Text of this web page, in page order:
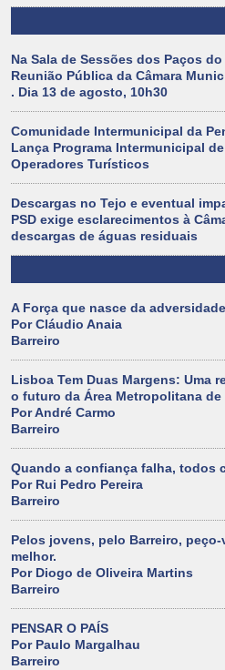
Na Sala de Sessões dos Paços
Reunião Pública da Câmara
. Dia 13 de agosto, 10h30
Comunidade Intermunicipal da
Lança Programa Intermunicipal
Operadores Turísticos
Descargas no Tejo e eventual
PSD exige esclarecimentos à
descargas de águas residuais
A Força que nasce da adversidade
Por Cláudio Anaia
Barreiro
Lisboa Tem Duas Margens: Uma
o futuro da Área Metropolitana de
Por André Carmo
Barreiro
Quando a confiança falha, todos
Por Rui Pedro Pereira
Barreiro
Pelos jovens, pelo Barreiro,
melhor.
Por Diogo de Oliveira Martins
Barreiro
PENSAR O PAÍS
Por Paulo Margalhau
Barreiro